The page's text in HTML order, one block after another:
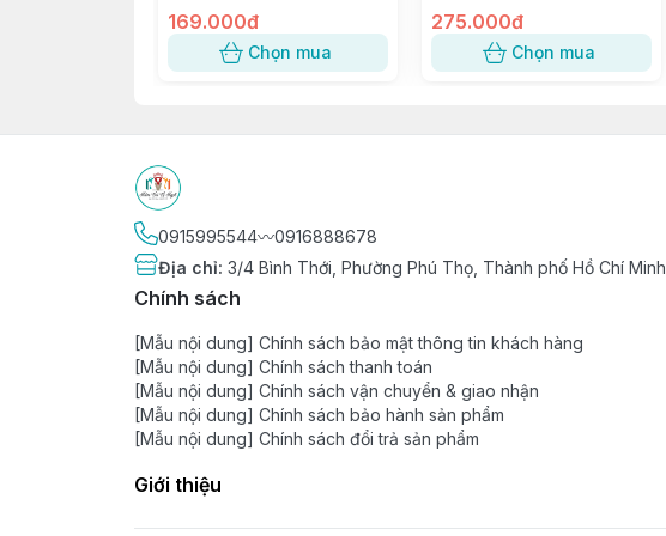
Xoài ~ W120, 8117, 117-8
169.000đ
Chọn mua
SỐ 5
275.000đ
Chọn mua
0915995544〰️0916888678
Địa chỉ: 3/4 Bình Thới, Phường Phú Thọ, Thành phố Hồ Chí Minh
Chính sách
[Mẫu nội dung] Chính sách bảo mật thông tin khách hàng
[Mẫu nội dung] Chính sách thanh toán
[Mẫu nội dung] Chính sách vận chuyển & giao nhận
[Mẫu nội dung] Chính sách bảo hành sản phẩm
[Mẫu nội dung] Chính sách đổi trả sản phẩm
Giới thiệu